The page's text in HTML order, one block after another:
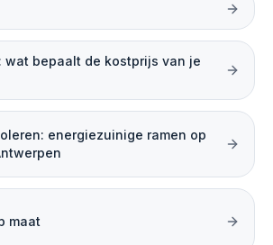
wat bepaalt de kostprijs van je
energiezuinige ramen op
maat